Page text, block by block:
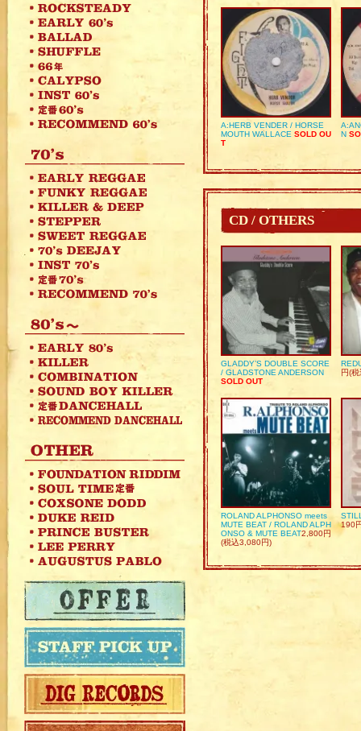
A:HERB VENDER / HORSE
MOUTH WALLACE SOLD OU
T
N
CD / OTHERS
GLADDY’S DOUBLE SCORE
/ GLADSTONE ANDERSON
SOLD OUT
円(
ROLAND ALPHONSO meets
MUTE BEAT / ROLAND ALPH
ONSO & MUTE BEAT2,800円
(税込3,080円)
190